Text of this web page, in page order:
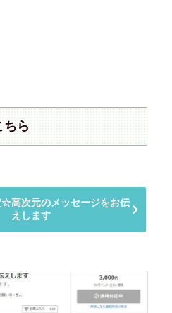
ちら
高次元のメッセージをお伝
えします